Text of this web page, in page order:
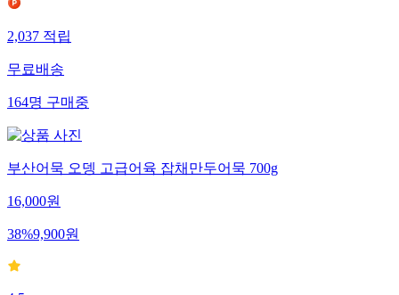
2,037적립
무료배송
164명구매중
부산어묵 오뎅 고급어육 잡채만두어묵 700g
16,000원
38%9,900원